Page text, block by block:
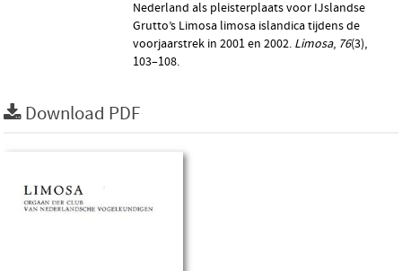
Nederland als pleisterplaats voor IJslandse
Grutto’s Limosa limosa islandica tijdens de
voorjaarstrek in 2001 en 2002. Limosa, 76(3),
103–108.
Download PDF